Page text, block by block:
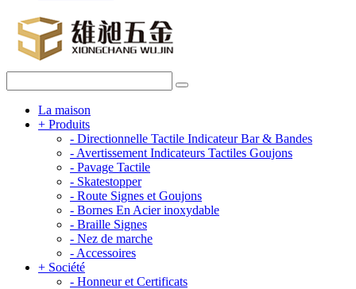
La maison
+ Produits
- Directionnelle Tactile Indicateur Bar & Bandes
- Avertissement Indicateurs Tactiles Goujons
- Pavage Tactile
- Skatestopper
- Route Signes et Goujons
- Bornes En Acier inoxydable
- Braille Signes
- Nez de marche
- Accessoires
+ Société
- Honneur et Certificats